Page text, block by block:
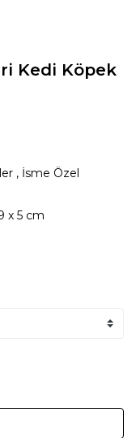
Kedi Köpek
, İsme Özel
x 5 cm